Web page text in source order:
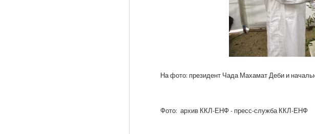
На фото: президент Чада Махамат Деби и
Фото: архив ККЛ-ЕНФ - пресс-служба ККЛ-ЕНФ